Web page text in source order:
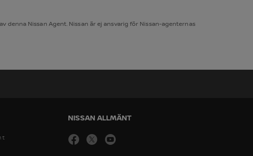
Nissan Agent. Nissan är ej ansvarig för Nissan-agenternas
NISSAN ALLMÄNT
facebook
Öppna i nytt fönster
twitter
Öppna i nytt fönster